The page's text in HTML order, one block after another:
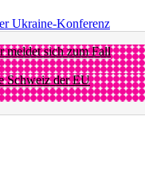
Ukraine-Konferenz
meldet sich zum Fall
Schweiz der EU